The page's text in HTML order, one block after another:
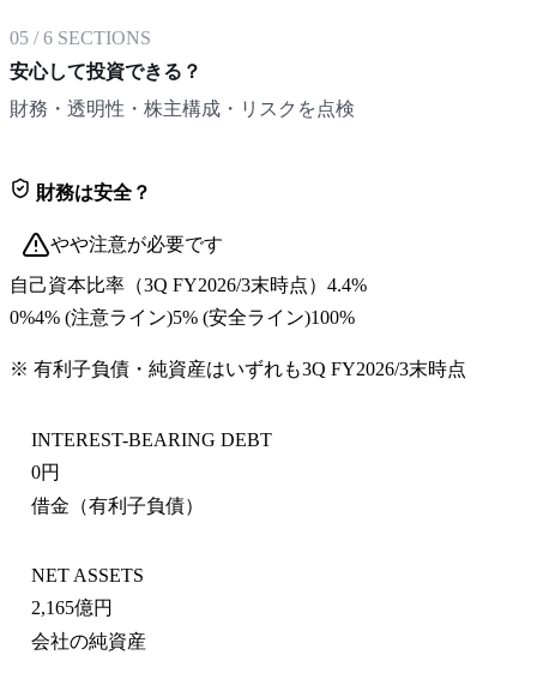
05 /6 SECTIONS
安心して投資できる？
財務・透明性・株主構成・リスクを点検
財務は安全？
やや注意が必要です
自己資本比率 （3Q FY2026/3末時点） 4.4%
0%4% (注意ライン)5% (安全ライン)100%
※ 有利子負債・純資産はいずれも3Q FY2026/3末時点
INTEREST-BEARING DEBT
0円
借金（有利子負債）
NET ASSETS
2,165億円
会社の純資産